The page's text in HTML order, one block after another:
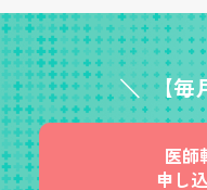
【毎
医師
申し